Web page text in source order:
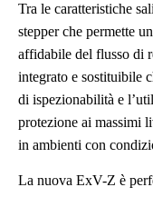
Tra le caratteristiche
stepper che permette
affidabile del flusso di
integrato e sostituibile
di ispezionabilità e
protezione ai massimi
in ambienti con
La nuova ExV-Z è